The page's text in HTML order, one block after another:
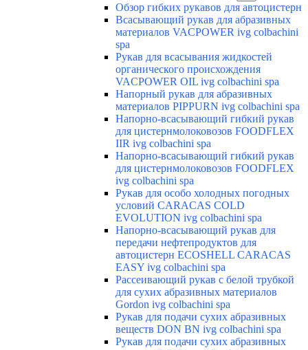
Обзор гибких рукавов для автоцистерн
Всасывающий рукав для абразивных
материалов VACPOWER ivg colbachini
spa
Рукав для всасывания жидкостей
органического происхождения
VACPOWER OIL ivg colbachini spa
Напорный рукав для абразивных
материалов PIPPURN ivg colbachini spa
Напорно-всасывающий гибкий рукав
для цистернмолоковозов FOODFLEX
IIR ivg colbachini spa
Напорно-всасывающий гибкий рукав
для цистернмолоковозов FOODFLEX
ivg colbachini spa
Рукав для особо холодных погодных
условий CARACAS COLD
EVOLUTION ivg colbachini spa
Напорно-всасывающий рукав для
передачи нефтепродуктов для
автоцистерн ECOSHELL CARACAS
EASY ivg colbachini spa
Рассеивающий рукав с белой трубкой
для сухих абразивных материалов
Gordon ivg colbachini spa
Рукав для подачи сухих абразивных
веществ DON BN ivg colbachini spa
Рукав для подачи сухих абразивных